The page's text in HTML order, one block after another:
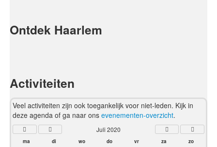
Ontdek Haarlem
Activiteiten
Veel activiteiten zijn ook toegankelijk voor niet-leden. Kijk in
deze agenda of ga naar ons evenementen-overzicht.
Juli 2020
ma di wo do vr za
zo